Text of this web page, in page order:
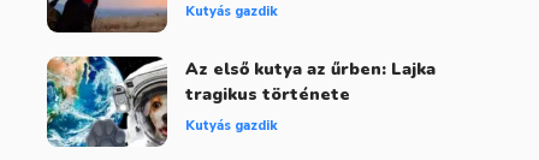
Kutyás gazdik
Az első kutya az űrben: Lajka
tragikus története
Kutyás gazdik